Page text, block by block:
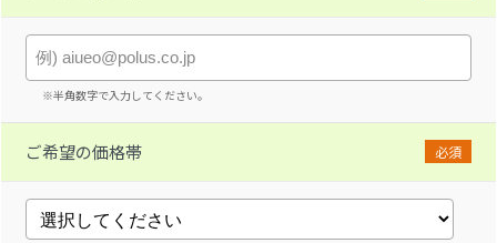
※半角数字で入力してください。
ご希望の価格帯 必須